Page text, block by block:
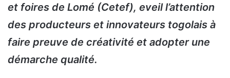
et foires de Lomé (Cetef), eveil l’attention
des producteurs et innovateurs togolais à
faire preuve de créativité et adopter une
démarche qualité.